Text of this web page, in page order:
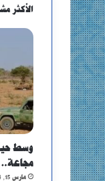
الأكثر
وسط
مارس 15, 2024